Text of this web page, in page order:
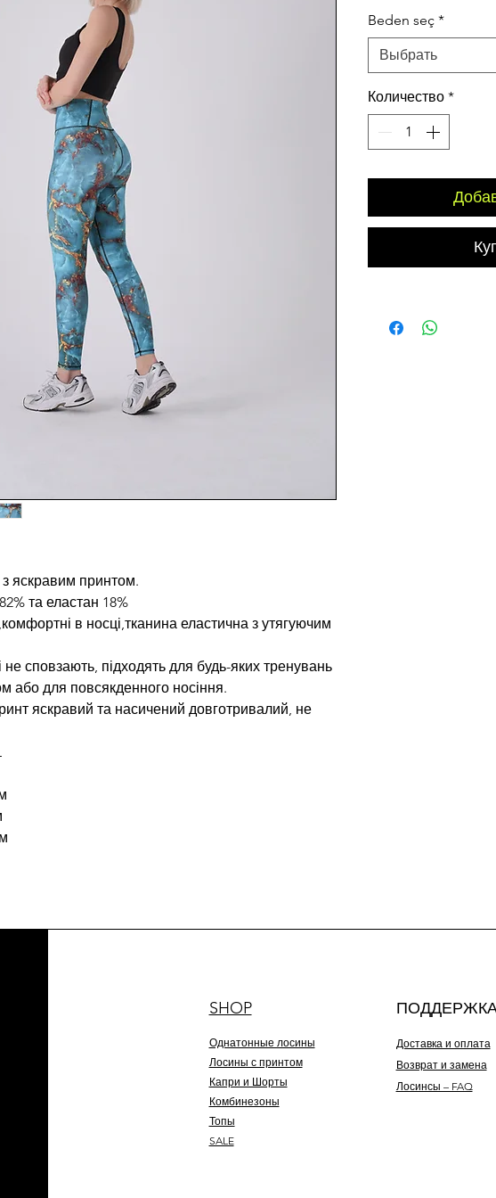
яскравим принтом.
та еластан 18%
в носці,тканина еластична з утягуючим
не сповзають, підходять для будь-яких тренувань
або для повсякденного носіння.
яскравий та насичений довготривалий, не
Beden seç *
Выбрать
Количество *
SHOP
Однатонные лосины
Лосины с принтом
Капри и Шорты
Комбинезоны
Топы
SALE
Доставка и оплата
Возврат и замена
Лосинсы – FAQ